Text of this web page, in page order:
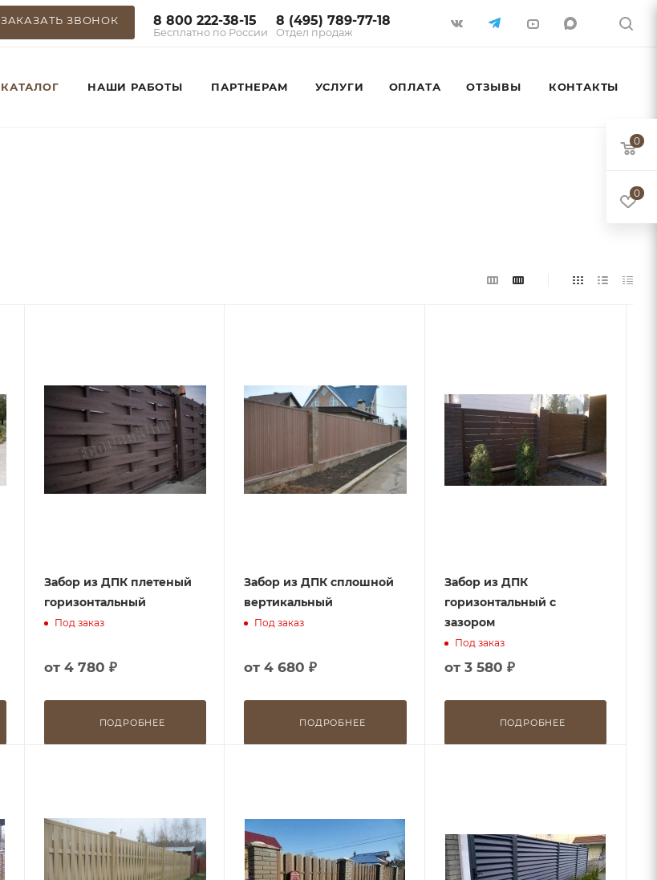
ЗАКАЗАТЬ ЗВОНОК 8 800 222-38-15
Бесплатно по России
8 (495) 789-77-18
Отдел продаж
КАТАЛОГ НАШИ РАБОТЫ ПАРТНЕРАМ УСЛУГИ ОПЛАТА ОТЗЫВЫ КОНТАКТЫ
Забор из ДПК плетеный
горизонтальный
Под заказ
от 4 780 ₽
ПОДРОБНЕЕ
Забор из ДПК сплошной
вертикальный
Под заказ
от 4 680 ₽
ПОДРОБНЕЕ
Забор из ДПК
горизонтальный с
зазором
Под заказ
от 3 580 ₽
ПОДРОБНЕЕ
0
0